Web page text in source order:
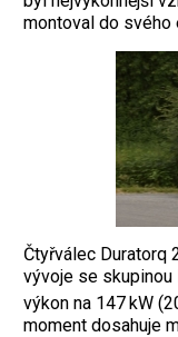
montoval do svého
Čtyřválec Duratorq
vývoje se
výkon na 147 kW
moment dosahuje